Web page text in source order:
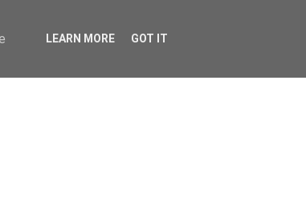
LEARN MORE GOT IT